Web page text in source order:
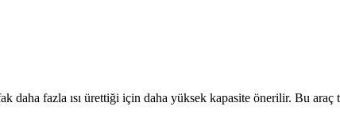
daha fazla ısı ürettiği için daha yüksek kapasite önerilir. Bu